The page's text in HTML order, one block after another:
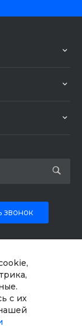
с их
звонок
д. 39